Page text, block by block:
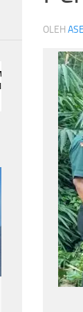
OLEH
Modern
#Kementerian
Pengelolaan
Sampah menjadi